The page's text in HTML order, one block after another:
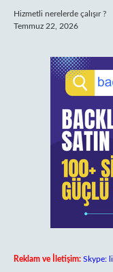
Hizmetli nerelerde çalışır ?
Temmuz 22, 2026
Reklam ve İletişim: Skype: